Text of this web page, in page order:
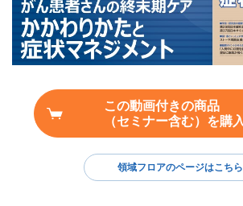
この動画付きの商品
（セミナー含む）を購
領域フロアのページはこちら